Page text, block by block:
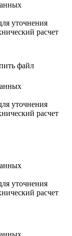
уточнения
расчет
файл
уточнения
расчет
уточнения
расчет